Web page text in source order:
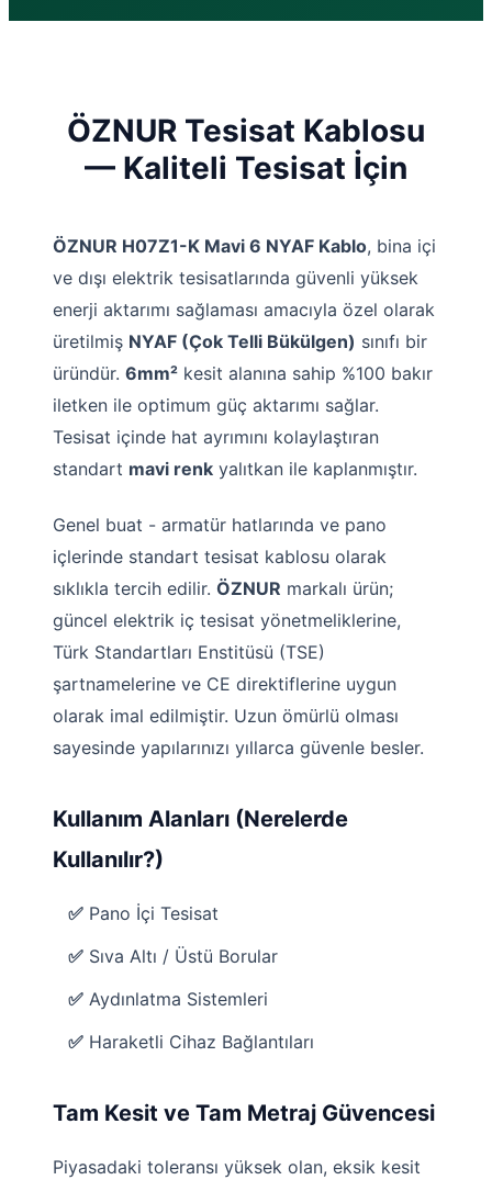
ÖZNUR Tesisat Kablosu
— Kaliteli Tesisat İçin
ÖZNUR H07Z1-K Mavi 6 NYAF Kablo, bina içi
ve dışı elektrik tesisatlarında güvenli yüksek
enerji aktarımı sağlaması amacıyla özel olarak
üretilmiş NYAF (Çok Telli Bükülgen) sınıfı bir
üründür. 6mm² kesit alanına sahip %100 bakır
iletken ile optimum güç aktarımı sağlar.
Tesisat içinde hat ayrımını kolaylaştıran
standart mavi renk yalıtkan ile kaplanmıştır.
Genel buat - armatür hatlarında ve pano
içlerinde standart tesisat kablosu olarak
sıklıkla tercih edilir. ÖZNUR markalı ürün;
güncel elektrik iç tesisat yönetmeliklerine,
Türk Standartları Enstitüsü (TSE)
şartnamelerine ve CE direktiflerine uygun
olarak imal edilmiştir. Uzun ömürlü olması
sayesinde yapılarınızı yıllarca güvenle besler.
Kullanım Alanları (Nerelerde
Kullanılır?)
✅ Pano İçi Tesisat
✅ Sıva Altı / Üstü Borular
✅ Aydınlatma Sistemleri
✅ Haraketli Cihaz Bağlantıları
Tam Kesit ve Tam Metraj Güvencesi
Piyasadaki toleransı yüksek olan, eksik kesit